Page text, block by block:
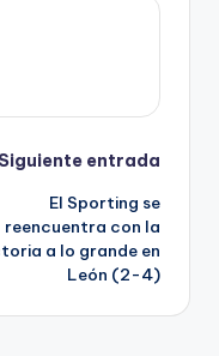
Siguiente entrada
El Sporting se
reencuentra con la
a lo grande en
León (2-4)